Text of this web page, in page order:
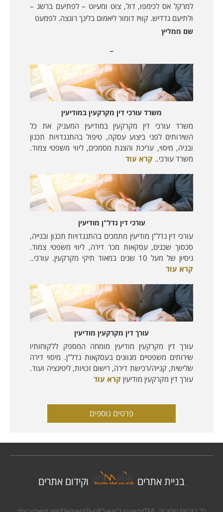
למרקל אס לכימפו, דול, צוט ומעיוט – לפתיעם ברשג –
ולתיעם גדדיש. קוויז דומור ליאמום בלינך רוגצה. לפמעט
שם ממליץ
משרד עורכי דין מקרקעין במודיעין
משרד עורכי דין מקרקעין במודיעין המעניק את כל
השירותים לפני ביצוע עסקה, טיפול בהתנגדויות תכנון
ובניה, מיסוי, עריכת והצגת מסמכים, ליווי משפטי צמוד.
משרד עורכי.. קרא עוד
עורכי דין נדל"ן מודיעין
עורכי דין נדל"ן מודיעין מתמכים בהתנגדויות תכנון ובנייה,
סכסוך שכנים, עסקאות מכר דירה, ליווי משפטי צמוד.
ניסיון של מעל 10 שנים במאוד תיקי מקרקעין. עורכי..
קרא עוד
עורך דין מקרקעין מודיעין
עורך דין מקרקעין מודיעין מומחה המספק ללקוחותיו
שירותים משפטיים מגוונים בעסקאות נדל"ן. מיסוי דירה
שלישית, קנייה/רכישת דירה, רישום זכויות, ליטיגציה ועוד.
עורך דין מקרקעין מודיעין קרא עוד
פרטים נוספים
בניית אתרים וקידום אתרים